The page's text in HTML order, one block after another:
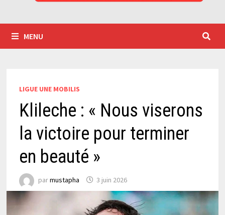
MENU
LIGUE UNE MOBILIS
Klileche : « Nous viserons
la victoire pour terminer
en beauté »
parmustapha 3 juin 2026